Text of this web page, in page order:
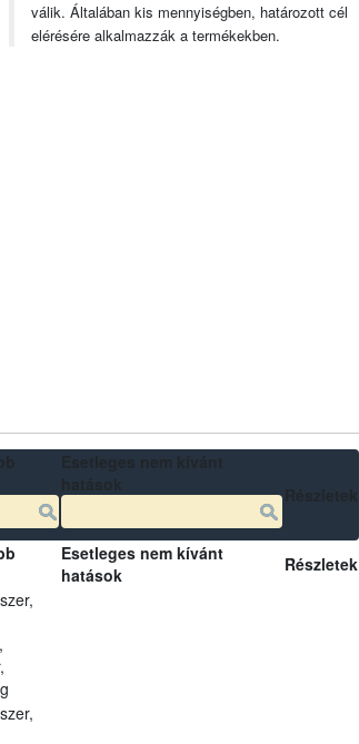
válik. Általában kis mennyiségben, határozott cél
elérésére alkalmazzák a termékekben.
Esetleges nem kívánt
hatások
Részletek